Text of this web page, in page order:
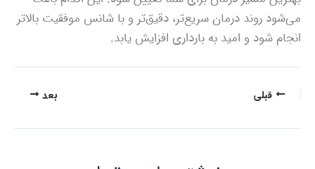
می‌شود روند درمان سریع‌تر، دقیق‌تر و با شانس موفقیت بالاتر
انجام شود و امید به بارداری افزایش یابد.
قبلی بعد